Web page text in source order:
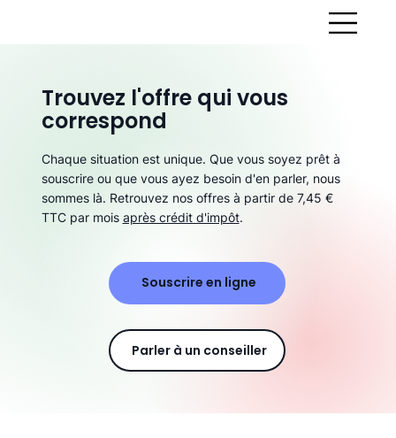
Trouvez l'offre qui vous
correspond
Chaque situation est unique. Que vous soyez prêt à
souscrire ou que vous ayez besoin d'en parler, nous
sommes là. Retrouvez nos offres à partir de 7,45 €
TTC par mois après crédit d'impôt.
Souscrire en ligne
Parler à un conseiller